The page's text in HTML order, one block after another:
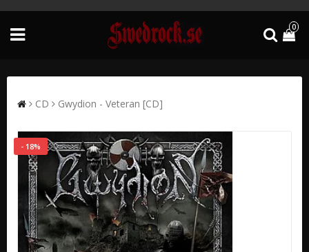
0
CD Gwydion - Veteran [CD]
- 18%